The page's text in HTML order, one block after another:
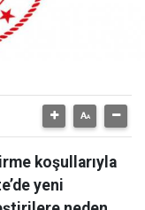
koşullarıyla
yeni